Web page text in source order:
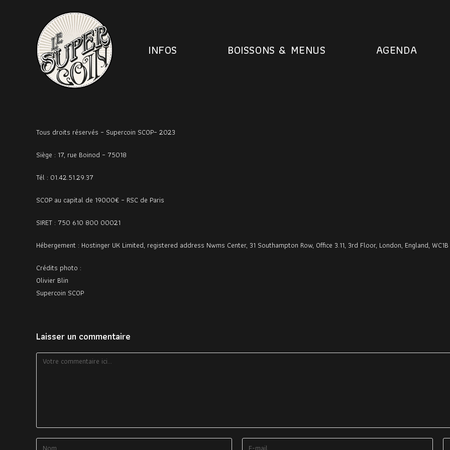
INFOS BOISSONS & MENUS AGENDA
Tous droits réservés – Supercoin SCOP– 2023
Siège : 17, rue Boinod – 75018
Tél : 01.42.51.29.37
SCOP au capital de 19000€ – RSC de Paris
SIRET : 750 610 800 00021
Hébergement : Hostinger UK Limited, registered address Nwms Center, 31 Southampton Row, Office 3.11, 3rd Floor, London, England, WC1B
Crédits photo :
Olivier Blin
Supercoin SCOP
Laisser un commentaire